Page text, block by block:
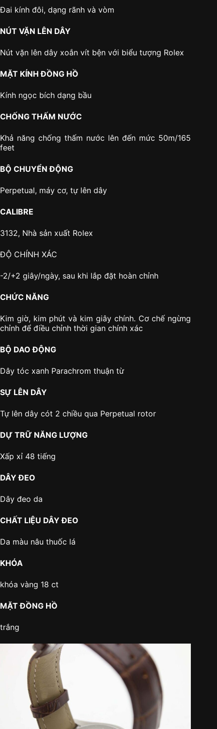
Đai kính đôi, dạng rãnh và vòm
NÚT VẶN LÊN DÂY
Nút vặn lên dây xoắn vít bện với biểu tượng Rolex
MẶT KÍNH ĐỒNG HỒ
Kính ngọc bích dạng bầu
CHỐNG THẤM NƯỚC
Khả năng chống thấm nước lên đến mức 50m/165
feet
BỘ CHUYỂN ĐỘNG
Perpetual, máy cơ, tự lên dây
CALIBRE
3132, Nhà sản xuất Rolex
ĐỘ CHÍNH XÁC
-2/+2 giây/ngày, sau khi lắp đặt hoàn chỉnh
CHỨC NĂNG
Kim giờ, kim phút và kim giây chính. Cơ chế ngừng
chỉnh để điều chỉnh thời gian chính xác
BỘ DAO ĐỘNG
Dây tóc xanh Parachrom thuận từ
SỰ LÊN DÂY
Tự lên dây cót 2 chiều qua Perpetual rotor
DỰ TRỮ NĂNG LƯỢNG
Xấp xỉ 48 tiếng
DÂY ĐEO
Dây đeo da
CHẤT LIỆU DÂY ĐEO
Da màu nâu thuốc lá
KHÓA
khóa vàng 18 ct
MẶT ĐỒNG HỒ
trắng